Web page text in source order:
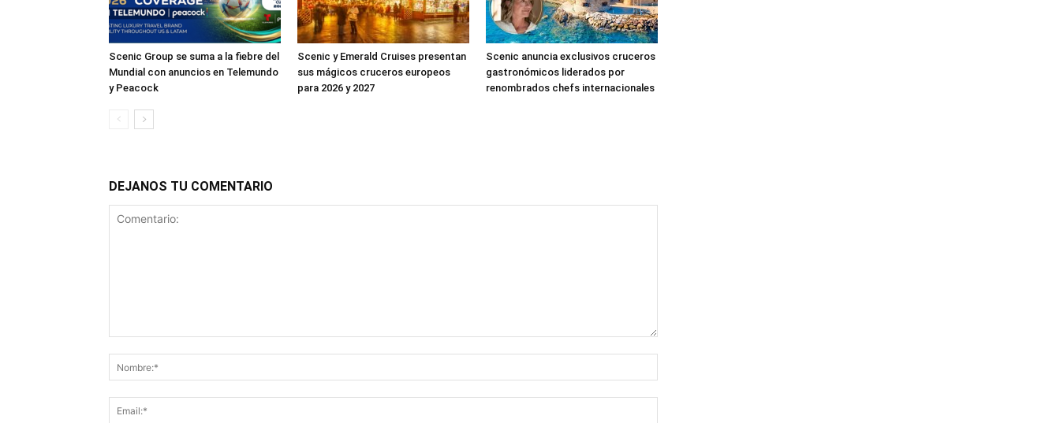
Scenic Group se suma a la fiebre del
Mundial con anuncios en Telemundo
y Peacock
Scenic y Emerald Cruises presentan
sus mágicos cruceros europeos
para 2026 y 2027
Scenic anuncia exclusivos cruceros
gastronómicos liderados por
renombrados chefs internacionales
DEJANOS TU COMENTARIO